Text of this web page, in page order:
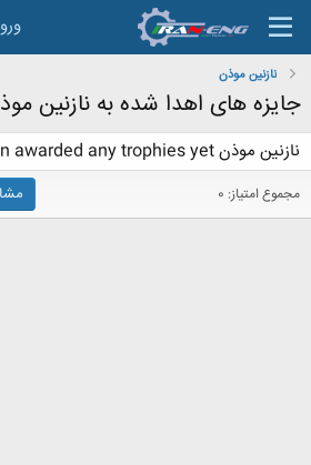
نازنین موذن
جایزه های اهدا شده به نازنین
نازنین موذن has not been awarded any trophies yet.
مجموع امتیاز: 0